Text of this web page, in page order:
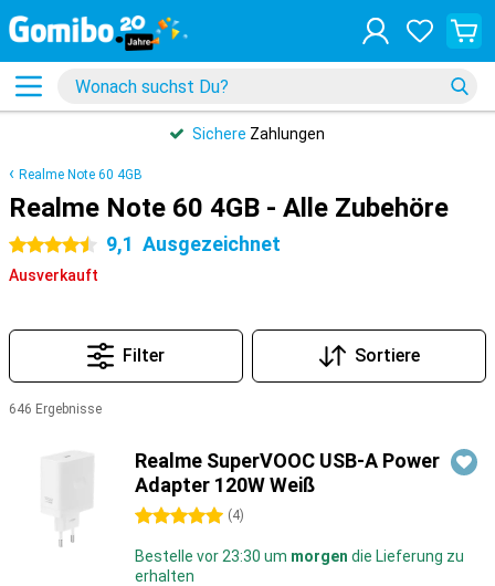
Sichere Zahlungen
Realme Note 60 4GB
Realme Note 60 4GB - Alle Zubehöre
4.5 Sterne 9,1 Ausgezeichnet
Ausverkauft
Filter Sortiere
646 Ergebnisse
Realme SuperVOOC USB-A Power
Adapter 120W Weiß
5 Sterne (4)
Bestelle vor 23:30 um morgen die Lieferung zu
erhalten